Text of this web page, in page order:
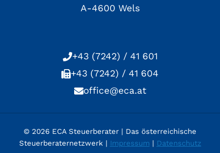
A-4600 Wels
+43 (7242) / 41 601
+43 (7242) / 41 604
office@eca.at
© 2026 ECA Steuerberater | Das österreichische
Steuerberaternetzwerk | Impressum | Datenschutz